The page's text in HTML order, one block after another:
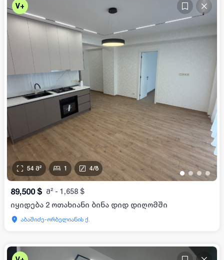
V+
••••
54 მ² 1 4/8
89,500 $ მ² - 1,658 $
იყიდება 2 ოთახიანი ბინა დიდ დიღომში
აბაშიძე-ორბელიანის ქ.